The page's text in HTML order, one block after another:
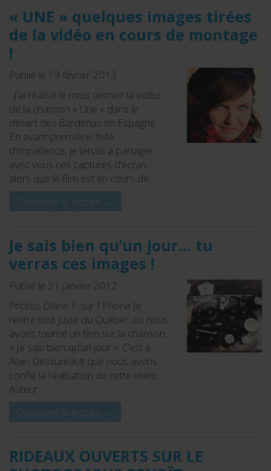
« UNE » quelques images tirées
de la vidéo en cours de montage
!
Publié le 19 février 2013
J’ai réalisé le mois dernier la vidéo
de la chanson « Une » dans le
désert des Bardenas en Espagne.
En avant-première, folle
d’impatience, je tenais à partager
avec vous ces captures d’écran
alors que le film est en cours de …
Continuer la lecture
→
Je sais bien qu’un jour… tu
verras ces images !
Publié le 31 janvier 2012
Photos Diane T. sur I Phone Je
rentre tout juste du Québec où nous
avons tourné un film sur la chanson
« Je sais bien qu’un jour ». C’est à
Alain Dessureault que nous avons
confié la réalisation de cette vidéo.
Auteur …
Continuer la lecture
→
RIDEAUX OUVERTS SUR LE